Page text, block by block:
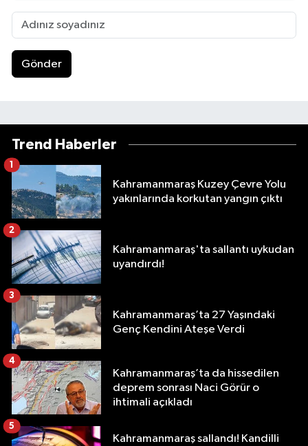
Gönder
Trend Haberler
Kahramanmaraş Kuzey Çevre Yolu
yakınlarında korkutan yangın çıktı
1
Kahramanmaraş'ta sallantı uykudan
uyandırdı!
2
Kahramanmaraş’ta 27 Yaşındaki
Genç Kendini Ateşe Verdi
3
Kahramanmaraş’ta da hissedilen
deprem sonrası Naci Görür o
ihtimali açıkladı
4
Kahramanmaraş sallandı! Kandilli
5